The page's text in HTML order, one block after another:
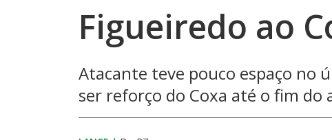
Figueiredo ao
Atacante teve pouco espaço no
ser reforço do Coxa até o fim do